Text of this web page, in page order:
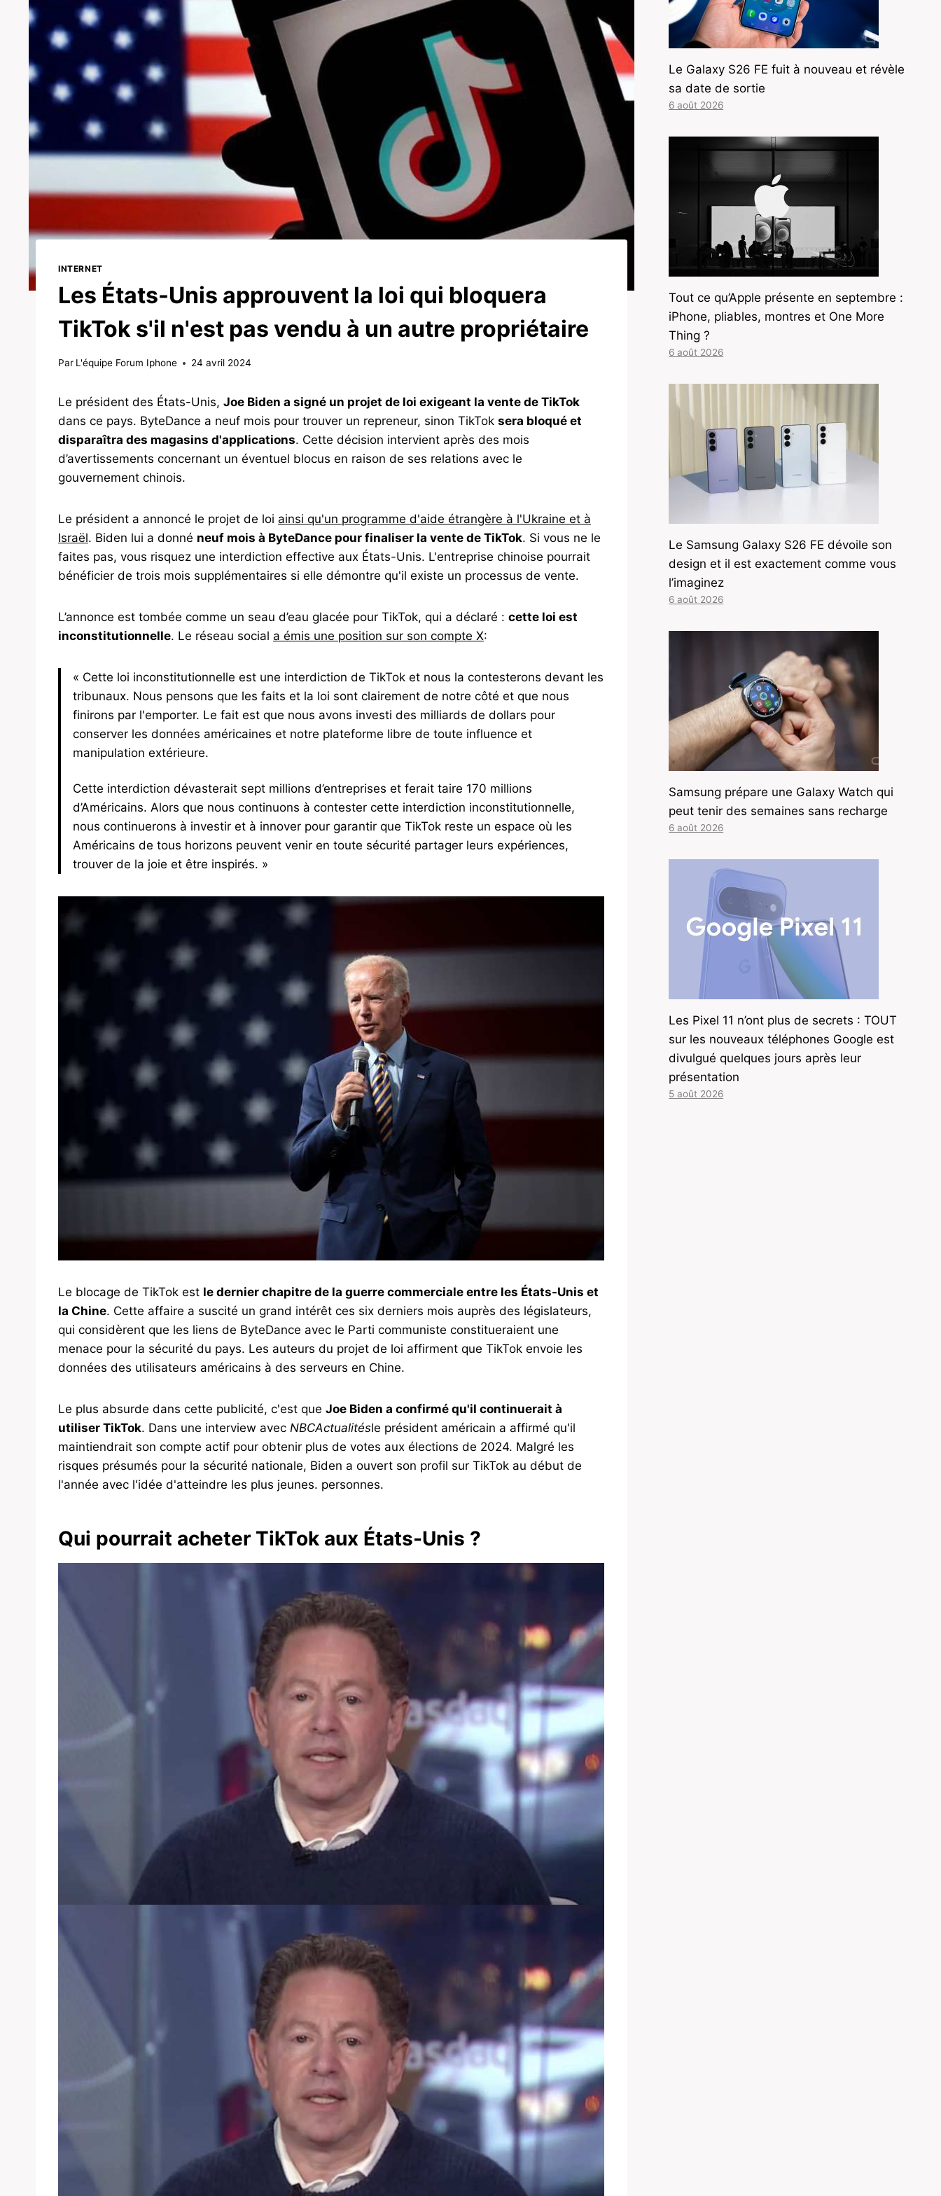
INTERNET
Les États-Unis approuvent la loi qui bloquera
TikTok s'il n'est pas vendu à un autre propriétaire
Par L'équipe Forum Iphone 24 avril 2024
Le président des États-Unis, Joe Biden a signé un projet de loi exigeant la vente de TikTok
dans ce pays. ByteDance a neuf mois pour trouver un repreneur, sinon TikTok sera bloqué et
disparaîtra des magasins d'applications. Cette décision intervient après des mois
d’avertissements concernant un éventuel blocus en raison de ses relations avec le
gouvernement chinois.
Le président a annoncé le projet de loi ainsi qu'un programme d'aide étrangère à l'Ukraine et à
Israël. Biden lui a donné neuf mois à ByteDance pour finaliser la vente de TikTok. Si vous ne le
faites pas, vous risquez une interdiction effective aux États-Unis. L'entreprise chinoise pourrait
bénéficier de trois mois supplémentaires si elle démontre qu'il existe un processus de vente.
L’annonce est tombée comme un seau d’eau glacée pour TikTok, qui a déclaré : cette loi est
inconstitutionnelle. Le réseau social a émis une position sur son compte X:
« Cette loi inconstitutionnelle est une interdiction de TikTok et nous la contesterons devant les
tribunaux. Nous pensons que les faits et la loi sont clairement de notre côté et que nous
finirons par l'emporter. Le fait est que nous avons investi des milliards de dollars pour
conserver les données américaines et notre plateforme libre de toute influence et
manipulation extérieure.
Cette interdiction dévasterait sept millions d’entreprises et ferait taire 170 millions
d’Américains. Alors que nous continuons à contester cette interdiction inconstitutionnelle,
nous continuerons à investir et à innover pour garantir que TikTok reste un espace où les
Américains de tous horizons peuvent venir en toute sécurité partager leurs expériences,
trouver de la joie et être inspirés. »
Le blocage de TikTok est le dernier chapitre de la guerre commerciale entre les États-Unis et
la Chine. Cette affaire a suscité un grand intérêt ces six derniers mois auprès des législateurs,
qui considèrent que les liens de ByteDance avec le Parti communiste constitueraient une
menace pour la sécurité du pays. Les auteurs du projet de loi affirment que TikTok envoie les
données des utilisateurs américains à des serveurs en Chine.
Le plus absurde dans cette publicité, c'est que Joe Biden a confirmé qu'il continuerait à
utiliser TikTok. Dans une interview avec NBCActualitésle président américain a affirmé qu'il
maintiendrait son compte actif pour obtenir plus de votes aux élections de 2024. Malgré les
risques présumés pour la sécurité nationale, Biden a ouvert son profil sur TikTok au début de
l'année avec l'idée d'atteindre les plus jeunes. personnes.
Qui pourrait acheter TikTok aux États-Unis ?
Le Galaxy S26 FE fuit à nouveau et révèle
sa date de sortie
6 août 2026
Tout ce qu’Apple présente en septembre :
iPhone, pliables, montres et One More
Thing ?
6 août 2026
Le Samsung Galaxy S26 FE dévoile son
design et il est exactement comme vous
l’imaginez
6 août 2026
Samsung prépare une Galaxy Watch qui
peut tenir des semaines sans recharge
6 août 2026
Les Pixel 11 n’ont plus de secrets : TOUT
sur les nouveaux téléphones Google est
divulgué quelques jours après leur
présentation
5 août 2026